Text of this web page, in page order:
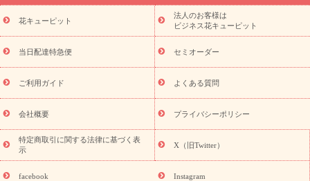
ーブドフラワー
季節のイベント
ひまわり ギフト・プレゼント
特集
お盆 花（新盆・初盆） 季節のイベント
お盆 花（新
盆・初盆）
お盆 花（新盆・初盆）
お盆・お供え 花とセットギ
フト
お盆・お供え プリザーブドフラワー
ひまわり ギフト・プ
レゼント特集
夏の花贈り・お中元・暑中見舞い 花のギフト特集
敬老の日におくる花ギフト・プレゼント特集
花ギフト・プレゼント特集
敬老の日 花のおすすめランキング
敬
老の日 花鉢植えのギフト・プレゼント特集
敬老の日 花とセットギ
フト・プレゼント特集
敬老の日の花 全てのギフト一覧
キャン
ペーン
映画『ウォーターガーディアンズ』コラボキャンペーン
「きょう誕生日なんです」キャンペーン
誕生日の花を探す
誕生日フラワーギフト 誕生日フラワーギフト特集
花キューピット
法人のお客様は
ビジネス花キューピット
当日配達特急便 セミオーダー
ご利用ガイド よくある質問
会社概要 プライバシーポリシー
特定商取引に関する法律に基づく表
示
X（旧Twitter）
facebook Instagram